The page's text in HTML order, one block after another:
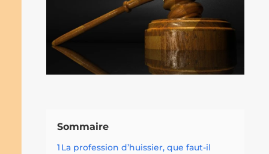
Sommaire
1 La profession d’huissier, que faut-il